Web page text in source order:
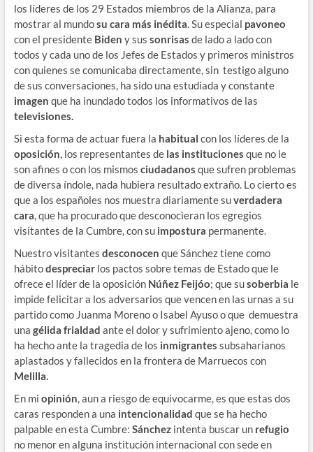
los líderes de los 29 Estados miembros de la Alianza, para
mostrar al mundosu cara más inédita. Su especial pavoneo
con el presidente Biden y sus sonrisas de lado a lado con
todos y cada uno de los Jefes de Estados y primeros ministros
con quienes se comunicaba directamente, sin testigo alguno
de sus conversaciones, ha sido una estudiada y constante
imagen que ha inundado todos los informativos de las
televisiones.
Si esta forma de actuar fuera la habitual con los líderes de la
oposición, los representantes de las instituciones que no le
son afines o con los mismos ciudadanos que sufren problemas
de diversa índole, nada hubiera resultado extraño. Lo cierto es
que a los españoles nos muestra diariamente suverdadera
cara, que ha procurado que desconocieran los egregios
visitantes de la Cumbre, con su impostura permanente.
Nuestro visitantes desconocen que Sánchez tiene como
hábitodespreciarlos pactos sobre temas de Estado que le
ofrece el líder de la oposición Núñez Feijóo; que susoberbia le
impide felicitar a los adversarios que vencen en las urnas a su
partido como Juanma Moreno o Isabel Ayuso o que demuestra
una gélida frialdad ante el dolor y sufrimiento ajeno, como lo
ha hecho ante la tragedia de los inmigrantes subsaharianos
aplastados y fallecidos en la frontera de Marruecos con
Melilla.
En mi opinión, aun a riesgo de equivocarme, es que estas dos
caras responden a una intencionalidad que se ha hecho
palpable en esta Cumbre: Sánchezintenta buscar un refugio
no menor en alguna institución internacional con sede en